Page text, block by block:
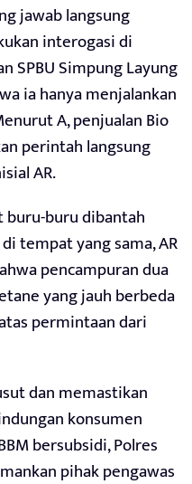
jawab langsung
interogasi di
SPBU Simpung Layung
ia hanya menjalankan
A, penjualan Bio
perintah langsung
AR.
buru dibantah
tempat yang sama, AR
pencampuran dua
yang jauh berbeda
permintaan dari
dan memastikan
konsumen
bersubsidi, Polres
pihak pengawas